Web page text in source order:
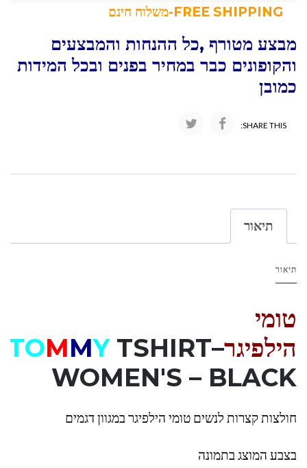
מבצע מטורף ,כל ההנחות והמבצעים
והקופונים כבר במחיר בפנים ובכל המידות
כמובן
SHARE THIS:
תיאור
תיאור
טומי
הילפיגר–
TOMMY TSHIRT
WOMEN'S – BLACK
חולצות קצרות לנשים טומי הילפיגר במגוון דגמים
בצבע המוצג בתמונה